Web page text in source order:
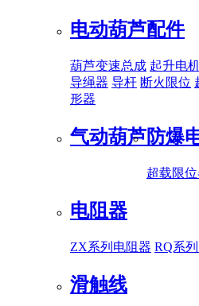
电动葫芦配件
葫芦变速总成 起升电
导绳器 导杆 断火限位
形器
气动葫芦防爆
超载限
电阻器
ZX系列电阻器 RQ系
滑触线